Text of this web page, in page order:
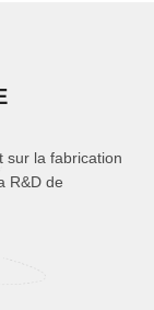
sur la fabrication
R&D de